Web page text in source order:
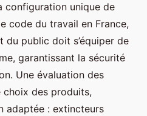
configuration unique de
code du travail en France,
public doit s’équiper de
garantissant la sécurité
Une évaluation des
choix des produits,
adaptée : extincteurs